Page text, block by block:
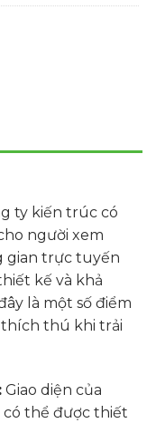
ty kiến trúc có
người xem
gian trực tuyến
kế và khả
là một số điểm
thú khi trải
Giao diện của
có thể được thiết